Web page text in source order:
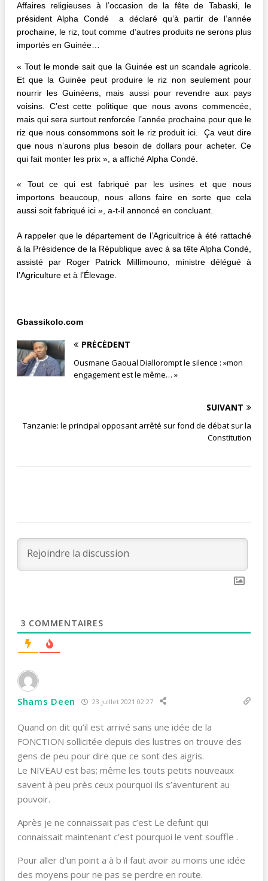
Affaires religieuses à l’occasion de la fête de Tabaski, le
président Alpha Condé a déclaré qu’à partir de l’année
prochaine, le riz, tout comme d’autres produits ne serons plus
importés en Guinée…
« Tout le monde sait que la Guinée est un scandale agricole.
Et que la Guinée peut produire le riz non seulement pour
nourrir les Guinéens, mais aussi pour revendre aux pays
voisins. C’est cette politique que nous avons commencée,
mais qui sera surtout renforcée l’année prochaine pour que le
riz que nous consommons soit le riz produit ici. Ça veut dire
que nous n’aurons plus besoin de dollars pour acheter. Ce
qui fait monter les prix », a affiché Alpha Condé.
« Tout ce qui est fabriqué par les usines et que nous
importons beaucoup, nous allons faire en sorte que cela
aussi soit fabriqué ici », a-t-il annoncé en concluant.
A rappeler que le département de l’Agricultrice à été rattaché
à la Présidence de la République avec à sa tête Alpha Condé,
assisté par Roger Patrick Millimouno, ministre délégué à
l’Agriculture et à l’Élevage.
Gbassikolo.com
PRÉCÉDENT
Ousmane Gaoual Diallorompt le silence : »mon
engagement est le même… »
SUIVANT
Tanzanie: le principal opposant arrêté sur fond de débat sur la
Constitution
3 COMMENTAIRES
Shams Deen 23 juillet 2021 02:27
Quand on dit qu’il est arrivé sans une idée de la
FONCTION sollicitée depuis des lustres on trouve des
gens de peu pour dire que ce sont des aigris.
Le NIVEAU est bas; même les touts petits nouveaux
savent à peu près ceux pourquoi ils s’aventurent au
pouvoir.
Après je ne connaissait pas c’est Le defunt qui
connaissait maintenant c’est pourquoi le vent souffle .
Pour aller d’un point a à b il faut avoir au moins une idée
des moyens pour ne pas se perdre en route.